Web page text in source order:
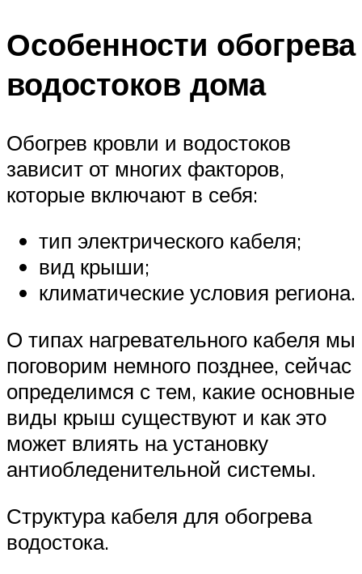
Особенности обогрева
водостоков дома
Обогрев кровли и водостоков
зависит от многих факторов,
которые включают в себя:
тип электрического кабеля;
вид крыши;
климатические условия региона.
О типах нагревательного кабеля мы
поговорим немного позднее, сейчас
определимся с тем, какие основные
виды крыш существуют и как это
может влиять на установку
антиобледенительной системы.
Структура кабеля для обогрева
водостока.